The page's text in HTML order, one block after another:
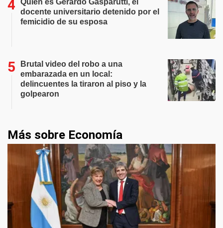
docente universitario detenido por el
femicidio de su esposa
Brutal video del robo a una
embarazada en un local:
delincuentes la tiraron al piso y la
golpearon
Más sobre Economía